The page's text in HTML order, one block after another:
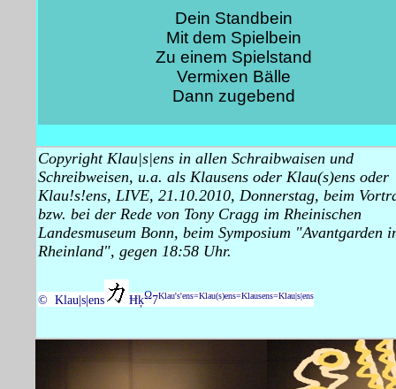
Dein Standbein
Mit dem Spielbein
Zu einem Spielstand
Vermixen Bälle
Dann zugebend
Copyright Klau|s|ens in allen Schraibwaisen und
Schreibweisen, u.a. als Klausens oder Klau(s)ens oder
Klau!s!ens, LIVE, 21.10.2010, Donnerstag, beim
bzw. bei der Rede von Tony Cragg im Rheinischen
Landesmuseum Bonn, beim Symposium "Avantgarden
Rheinland", gegen 18:58 Uhr.
© Klau|s|ens ĦķΩ7Klau's'ens=Klau(s)ens=Klausens=Klau|s|ens